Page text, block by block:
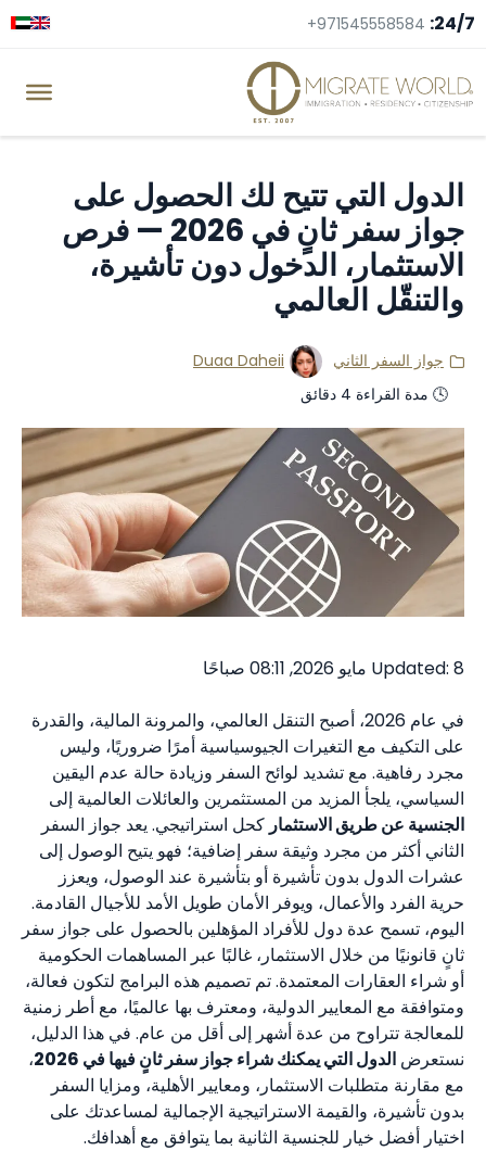
24/7:
+971545558584
الدول التي تتيح لك الحصول على
جواز سفر ثانٍ في 2026 — فرص
الاستثمار، الدخول دون تأشيرة،
والتنقّل العالمي
جواز السفر الثاني
Duaa Daheii
🕓 مدة القراءة 4 دقائق
Updated: 8 مايو 2026, 08:11 صباحًا
في عام 2026، أصبح التنقل العالمي، والمرونة المالية، والقدرة
على التكيف مع التغيرات الجيوسياسية أمرًا ضروريًا، وليس
مجرد رفاهية. مع تشديد لوائح السفر وزيادة حالة عدم اليقين
السياسي، يلجأ المزيد من المستثمرين والعائلات العالمية إلى
الجنسية عن طريق الاستثمار كحل استراتيجي. يعد جواز السفر
الثاني أكثر من مجرد وثيقة سفر إضافية؛ فهو يتيح الوصول إلى
عشرات الدول بدون تأشيرة أو بتأشيرة عند الوصول، ويعزز
حرية الفرد والأعمال، ويوفر الأمان طويل الأمد للأجيال القادمة.
اليوم، تسمح عدة دول للأفراد المؤهلين بالحصول على جواز سفر
ثانٍ قانونيًا من خلال الاستثمار، غالبًا عبر المساهمات الحكومية
أو شراء العقارات المعتمدة. تم تصميم هذه البرامج لتكون فعالة،
ومتوافقة مع المعايير الدولية، ومعترف بها عالميًا، مع أطر زمنية
للمعالجة تتراوح من عدة أشهر إلى أقل من عام. في هذا الدليل،
نستعرض الدول التي يمكنك شراء جواز سفر ثانٍ فيها في 2026
،
مع مقارنة متطلبات الاستثمار، ومعايير الأهلية، ومزايا السفر
بدون تأشيرة، والقيمة الاستراتيجية الإجمالية لمساعدتك على
اختيار أفضل خيار للجنسية الثانية بما يتوافق مع أهدافك.